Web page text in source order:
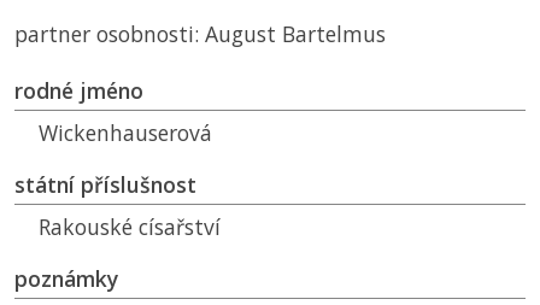
partner osobnosti: August Bartelmus
rodné jméno
Wickenhauserová
státní příslušnost
Rakouské císařství
poznámky